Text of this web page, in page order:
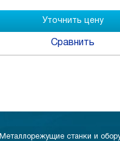
Сравнить
Металлорежущие станки и